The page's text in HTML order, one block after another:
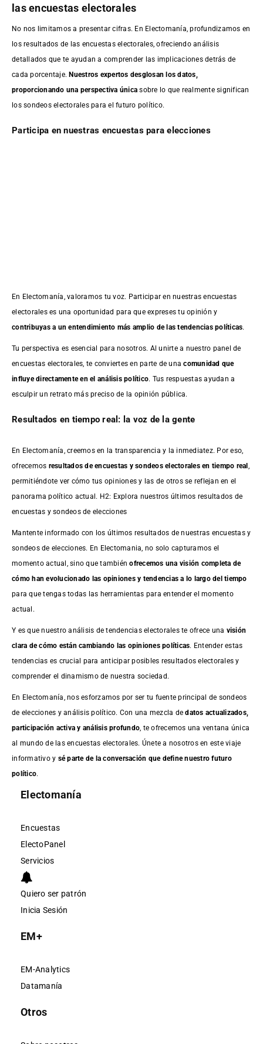
las encuestas electorales
No nos limitamos a presentar cifras. En Electomanía, profundizamos en
los resultados de las encuestas electorales, ofreciendo análisis
detallados que te ayudan a comprender las implicaciones detrás de
cada porcentaje.Nuestros expertos desglosan los datos,
proporcionando una perspectiva única sobre lo que realmente significan
los sondeos electorales para el futuro político.
Participa en nuestras encuestas para elecciones
En Electomanía, valoramos tu voz. Participar en nuestras encuestas
electorales es una oportunidad para que expreses tu opinión y
contribuyas a un entendimiento más amplio de las tendencias políticas.
Tu perspectiva es esencial para nosotros. Al unirte a nuestro panel de
encuestas electorales, te conviertes en parte de unacomunidad que
influye directamente en el análisis político. Tus respuestas ayudan a
esculpir un retrato más preciso de la opinión pública.
Resultados en tiempo real: la voz de la gente
En Electomanía, creemos en la transparencia y la inmediatez. Por eso,
ofrecemos resultados deencuestas y sondeos electorales en tiempo real
permitiéndote ver cómo tus opiniones y las de otros se reflejan en el
panorama político actual. H2: Explora nuestros últimos resultados de
encuestas y sondeos de elecciones
Mantente informado con los últimos resultados de nuestras encuestasy
sondeos de elecciones. En Electomania, no solo capturamos el
momento actual, sino que tambiénofrecemos una visión completa de
cómo han evolucionado las opiniones y tendencias a lo largo del tiempo
para que tengas todas las herramientas para entender el momento
actual.
Y es que nuestro análisis de tendencias electorales te ofrece una visión
clara de cómo están cambiando las opiniones políticas. Entender estas
tendencias es crucial para anticipar posibles resultados electorales y
comprender el dinamismo de nuestra sociedad.
En Electomanía, nos esforzamos por ser tu fuente principal de sondeos
de elecciones y análisis político. Con una mezcla dedatos actualizados,
participación activa y análisis profundo , te ofrecemos una ventana única
al mundo de las encuestas electorales. Únete a nosotros en este viaje
informativo y sé parte de la conversación que define nuestro futuro
político.
Electomanía
Encuestas
ElectoPanel
Servicios
Quiero ser patrón
Inicia Sesión
EM+
EM-Analytics
Datamanía
Otros